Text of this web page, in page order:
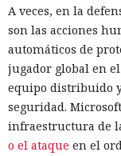
A veces, en la
son las acciones
automáticos de
jugador global en
equipo distribuido
seguridad.
infraestructura de
o el ataque en el